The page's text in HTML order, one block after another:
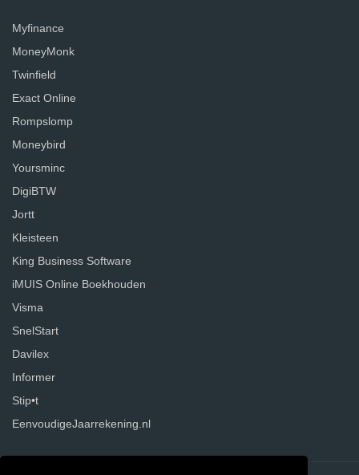
Myfinance
MoneyMonk
Twinfield
Exact Online
Rompslomp
Moneybird
Yoursminc
DigiBTW
Jortt
Kleisteen
King Business Software
iMUIS Online Boekhouden
Visma
SnelStart
Davilex
Informer
Stip•t
EenvoudigeJaarrekening.nl